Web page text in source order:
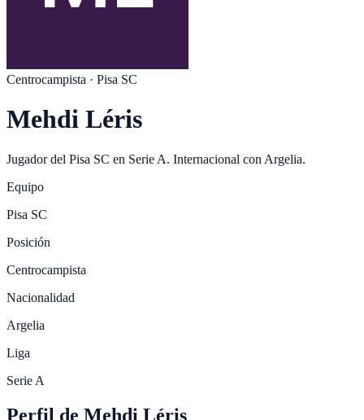
Centrocampista · Pisa SC
Mehdi Léris
Jugador del Pisa SC en Serie A. Internacional con Argelia.
Equipo
Pisa SC
Posición
Centrocampista
Nacionalidad
Argelia
Liga
Serie A
Perfil de Mehdi Léris